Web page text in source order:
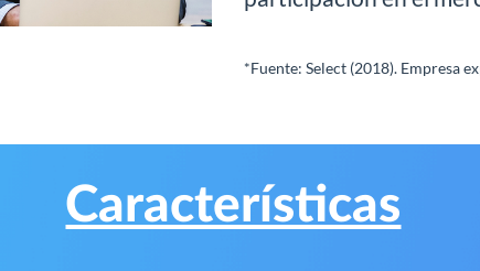
Características
*Fuente: Select (2018). Empresa